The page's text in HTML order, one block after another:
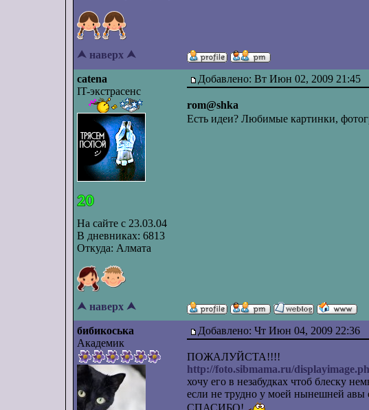
⮝ наверх ⮝
catena
IT-экстрасенс
На сайте с 23.03.04
В дневниках: 6813
Откуда: Алмата
Добавлено: Вт Июн 02, 2009 21:45
rom@shka
Есть идеи? Любимые картинки,
⮝ наверх ⮝
бибикоська
Академик
Добавлено: Чт Июн 04, 2009 22:36
ПОЖАЛУЙСТА!!!!
http://foto.sibmama.ru/
хочу его в незабудках чтоб блеску
если не трудно у моей нынешней